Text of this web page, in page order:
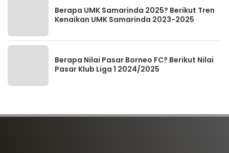
Berapa UMK Samarinda 2025? Berikut Tren
Kenaikan UMK Samarinda 2023-2025
Berapa Nilai Pasar Borneo FC? Berikut Nilai
Pasar Klub Liga 1 2024/2025